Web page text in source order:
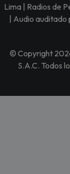
Lima | Radios de
| Audio auditado
© Copyright
S.A.C. Todos